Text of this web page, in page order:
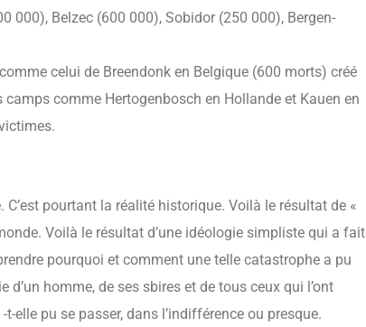
000), Belzec (600 000), Sobidor (250 000), Bergen-
celui de Breendonk en Belgique (600 morts) créé
comme Hertogenbosch en Hollande et Kauen en
pourtant la réalité historique. Voilà le résultat de «
Voilà le résultat d’une idéologie simpliste qui a fait
pourquoi et comment une telle catastrophe a pu
homme, de ses sbires et de tous ceux qui l’ont
pu se passer, dans l’indifférence ou presque.